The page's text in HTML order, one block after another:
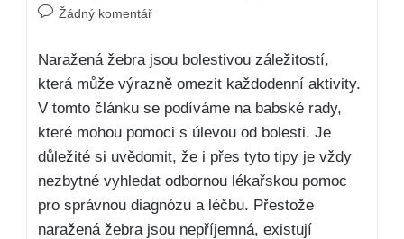
Žádný komentář
Naražená žebra jsou bolestivou záležitostí,
která může výrazně omezit každodenní aktivity.
V tomto článku se podíváme na babské rady,
které mohou pomoci s úlevou od bolesti. Je
důležité si uvědomit, že i přes tyto tipy je vždy
nezbytné vyhledat odbornou lékařskou pomoc
pro správnou diagnózu a léčbu. Přestože
naražená žebra jsou nepříjemná, existují